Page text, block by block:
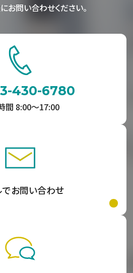
お問い合わせください。
430-6780
間 8:00〜17:00
でお問い合わせ